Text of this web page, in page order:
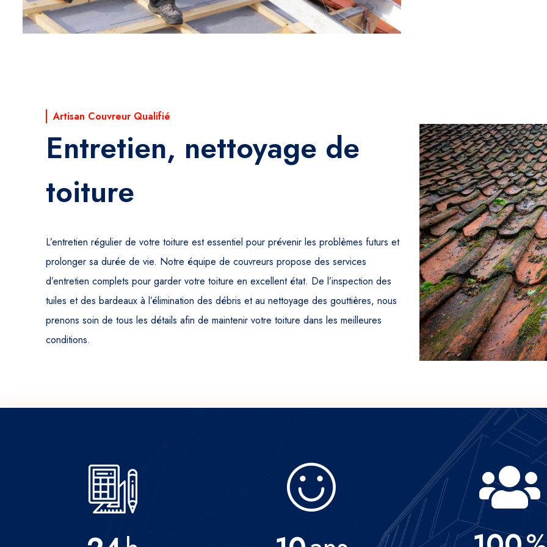
Artisan Couvreur Qualifié
Entretien, nettoyage de
toiture
L’entretien régulier de votre toiture est essentiel pour prévenir les problèmes futurs et
prolonger sa durée de vie. Notre équipe de couvreurs propose des services
d’entretien complets pour garder votre toiture en excellent état. De l’inspection des
tuiles et des bardeaux à l’élimination des débris et au nettoyage des gouttières, nous
prenons soin de tous les détails afin de maintenir votre toiture dans les meilleures
conditions.